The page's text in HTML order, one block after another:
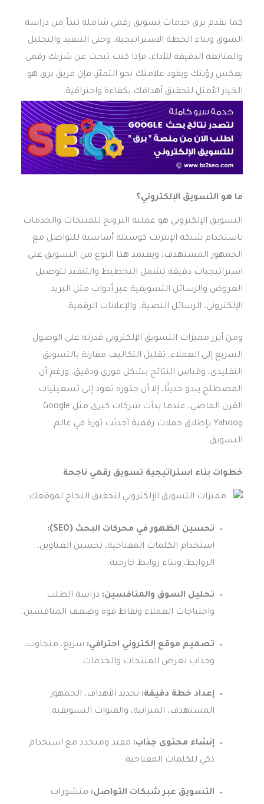
كما تقدم برق خدمات تسويق رقمي شاملة تبدأ من دراسة
السوق وبناء الخطة الاستراتيجية، وحتى التنفيذ والتحليل
والمتابعة الدقيقة للأداء، فإذا كنت تبحث عن شريك رقمي
يعكس رؤيتك ويقود علامتك نحو التميّز، فإن فريق برق هو
الخيار الأمثل لتحقيق أهدافك بكفاءة واحترافية.
ما هو التسويق الإلكتروني؟
التسويق الإلكتروني هو عملية الترويج للمنتجات والخدمات
باستخدام شبكة الإنترنت كوسيلة أساسية للتواصل مع
الجمهور المستهدف، ويعتمد هذا النوع من التسويق على
استراتيجيات دقيقة تشمل التخطيط والتنفيذ لتوصيل
العروض والرسائل التسويقية عبر أدوات مثل البريد
الإلكتروني، الرسائل النصية، والإعلانات الرقمية.
ومن أبرز مميزات التسويق الإلكتروني قدرته على الوصول
السريع إلى العملاء، تقليل التكاليف مقارنة بالتسويق
التقليدي، وقياس النتائج بشكل فوري ودقيق، ورغم أن
المصطلح يبدو حديثًا، إلا أن جذوره تعود إلى تسعينيات
القرن الماضي، عندما بدأت شركات كبرى مثل Google
وYahoo بإطلاق حملات رقمية أحدثت ثورة في عالم
التسويق.
خطوات بناء استراتيجية تسويق رقمي ناجحة
تحسين الظهور في محركات البحث (SEO):
استخدام الكلمات المفتاحية، تحسين العناوين،
الروابط، وبناء روابط خارجية.
تحليل السوق والمنافسين: دراسة الطلب
واحتياجات العملاء ونقاط قوة وضعف المنافسين.
تصميم موقع إلكتروني احترافي: سريع، متجاوب،
وجذاب لعرض المنتجات والخدمات.
إعداد خطة دقيقة: تحديد الأهداف، الجمهور
المستهدف، الميزانية، والقنوات التسويقية.
إنشاء محتوى جذاب: مفيد ومتجدد مع استخدام
ذكي للكلمات المفتاحية.
التسويق عبر شبكات التواصل: منشورات